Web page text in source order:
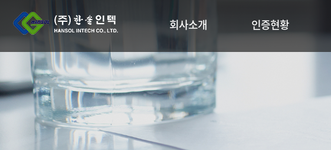
회사소개 인증현황